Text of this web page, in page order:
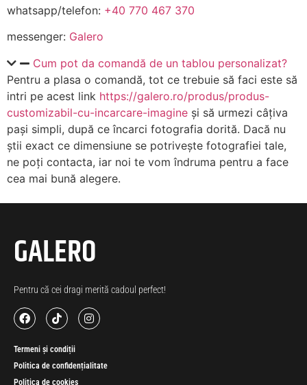
whatsapp/telefon: +40 770 467 370
messenger: Galero
Cum pot da comandă de un tablou personalizat?
Pentru a plasa o comandă, tot ce trebuie să faci este să
intri pe acest link https://galero.ro/produs/produs-
customizabil-cu-incarcare-imagine și să urmezi câțiva
pași simpli, după ce încarci fotografia dorită. Dacă nu
știi exact ce dimensiune se potrivește fotografiei tale,
ne poți contacta, iar noi te vom îndruma pentru a face
cea mai bună alegere.
GALERO
Pentru că cei dragi merită cadoul perfect!
Termeni și condiții
Politica de confidențialitate
Politica de cookies